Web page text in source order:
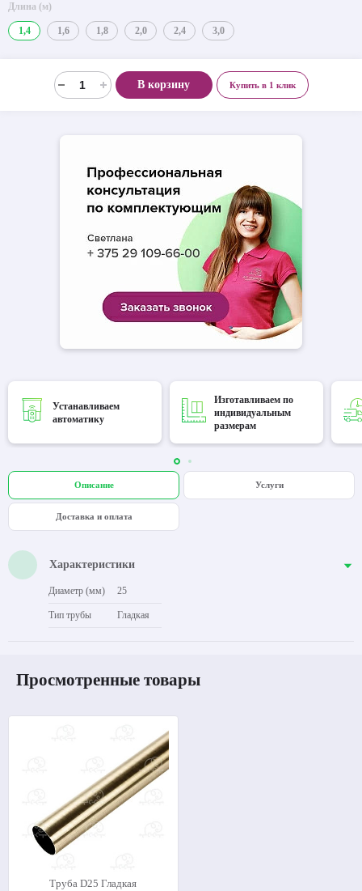
Длина (м)
1,4 1,6 1,8 2,0 2,4 3,0
В корзину Купить в 1 клик
Устанавливаем
автоматику
Изготавливаем по
индивидуальным
размерам
Описание Услуги
Доставка и оплата
Характеристики
Диаметр (мм) 25
Тип трубы Гладкая
Просмотренные товары
Труба D25 Гладкая